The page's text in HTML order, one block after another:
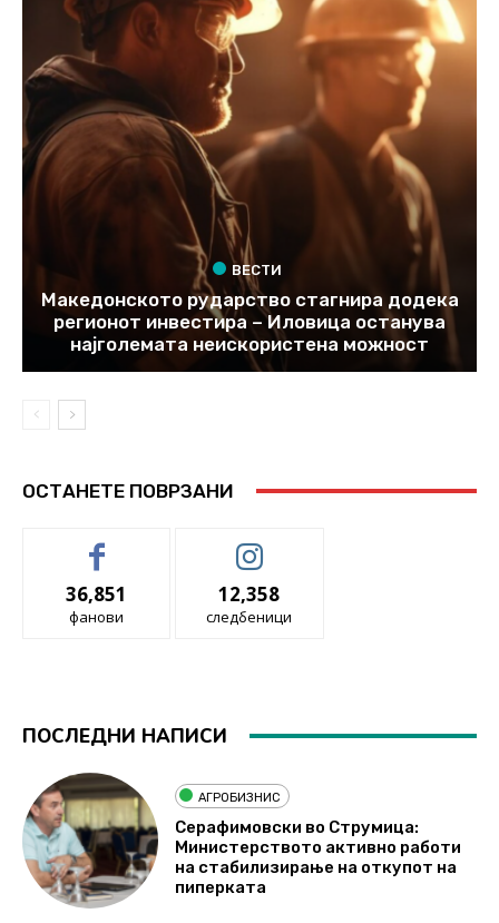
ВЕСТИ
Македонското рударство стагнира додека
регионот инвестира – Иловица останува
најголемата неискористена можност
ОСТАНЕТЕ ПОВРЗАНИ
36,851
фанови
12,358
следбеници
ПОСЛЕДНИ НАПИСИ
АГРОБИЗНИС
Серафимовски во Струмица:
Министерството активно работи
на стабилизирање на откупот на
пиперката